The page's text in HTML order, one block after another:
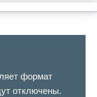
формат
отключены.